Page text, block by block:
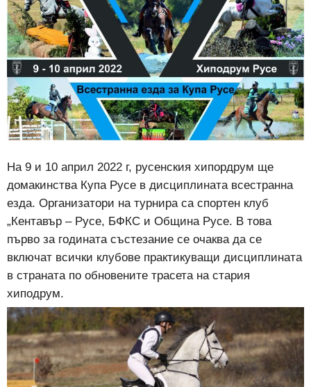
На 9 и 10 април 2022 г, русенския хипордрум ще
домакинства Купа Русе в дисциплината всестранна
езда. Организатори на турнира са спортен клуб
„Кентавър – Русе, БФКС и Община Русе. В това
първо за годината състезание се очаква да се
включат всички клубове практикуващи дисциплината
в страната по обновените трасета на стария
хиподрум.